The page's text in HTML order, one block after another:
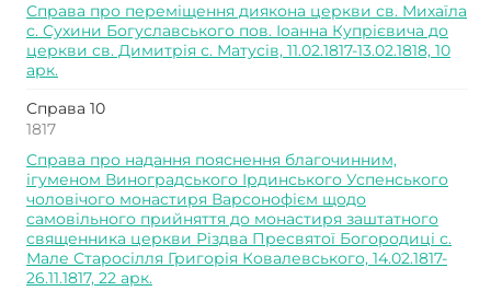
Справа про переміщення диякона церкви св. Михаїла
с. Сухини Богуславського пов. Іоанна Купрієвича до
церкви св. Димитрія с. Матусів, 11.02.1817-13.02.1818, 10
арк.
Справа 10
1817
Справа про надання пояснення благочинним,
ігуменом Виноградського Ірдинського Успенського
чоловічого монастиря Варсонофієм щодо
самовільного прийняття до монастиря заштатного
священника церкви Різдва Пресвятої Богородиці с.
Мале Старосілля Григорія Ковалевського, 14.02.1817-
26.11.1817, 22 арк.